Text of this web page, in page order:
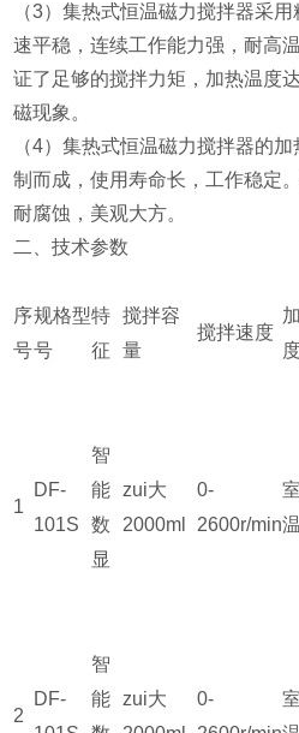
（3）集热式恒温磁力搅拌器采用精密
速平稳，连续工作能力强，耐高
证了足够的搅拌力矩，加热温度
磁现象。
（4）集热式恒温磁力搅拌器的
制而成，使用寿命长，工作稳定
耐腐蚀，美观大方。
二、技术参数
序
号
规格型
号
特
征
搅拌容
量
搅拌速度
1
DF-
101S
智
能
数
显
zui大
2000ml
0-
2600r/min
室
2
DF-
智
能
zui大
0-
室